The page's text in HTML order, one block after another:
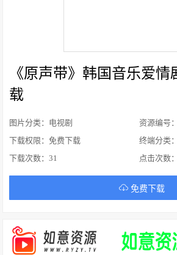
《原声带》韩国音乐爱
载
资源编号
图片分类：电视剧
终端分类
下载权限：免费下载
点击次数
下载次数：31
免费下载